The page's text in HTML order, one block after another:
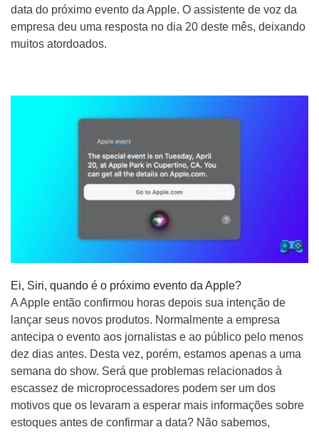
data do próximo evento da Apple. O assistente de voz da
empresa deu uma resposta no dia 20 deste mês, deixando
muitos atordoados.
Ei, Siri, quando é o próximo evento da Apple?
A Apple então confirmou horas depois sua intenção de
lançar seus novos produtos. Normalmente a empresa
antecipa o evento aos jornalistas e ao público pelo menos
dez dias antes. Desta vez, porém, estamos apenas a uma
semana do show. Será que problemas relacionados à
escassez de microprocessadores podem ser um dos
motivos que os levaram a esperar mais informações sobre
estoques antes de confirmar a data? Não sabemos,